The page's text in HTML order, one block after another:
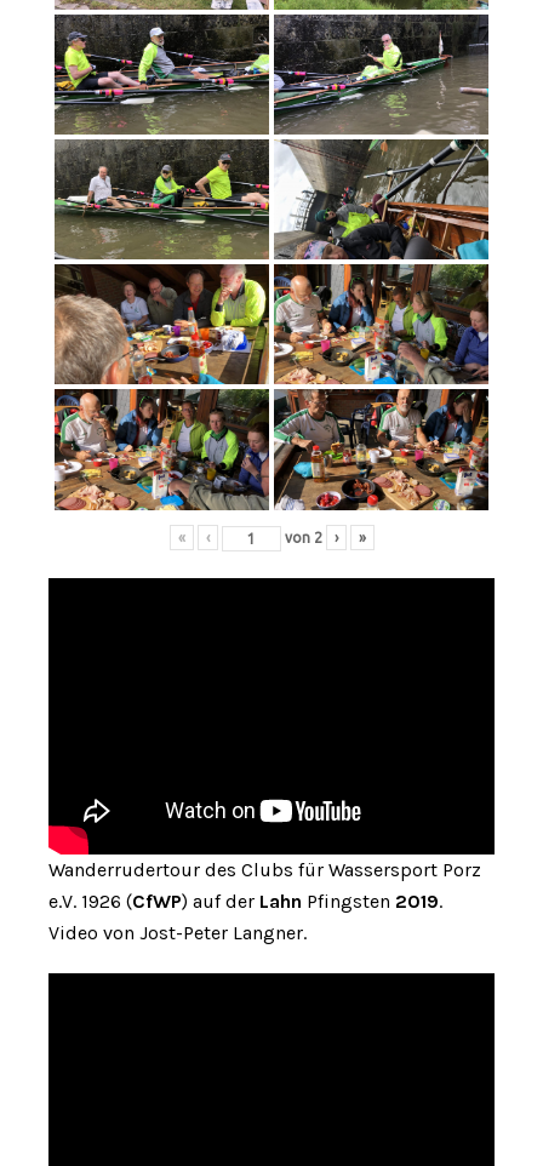
« ‹ von 2 › »
Wanderrudertour des Clubs für Wassersport Porz
e.V. 1926 (CfWP) auf der Lahn Pfingsten 2019.
Video von Jost-Peter Langner.